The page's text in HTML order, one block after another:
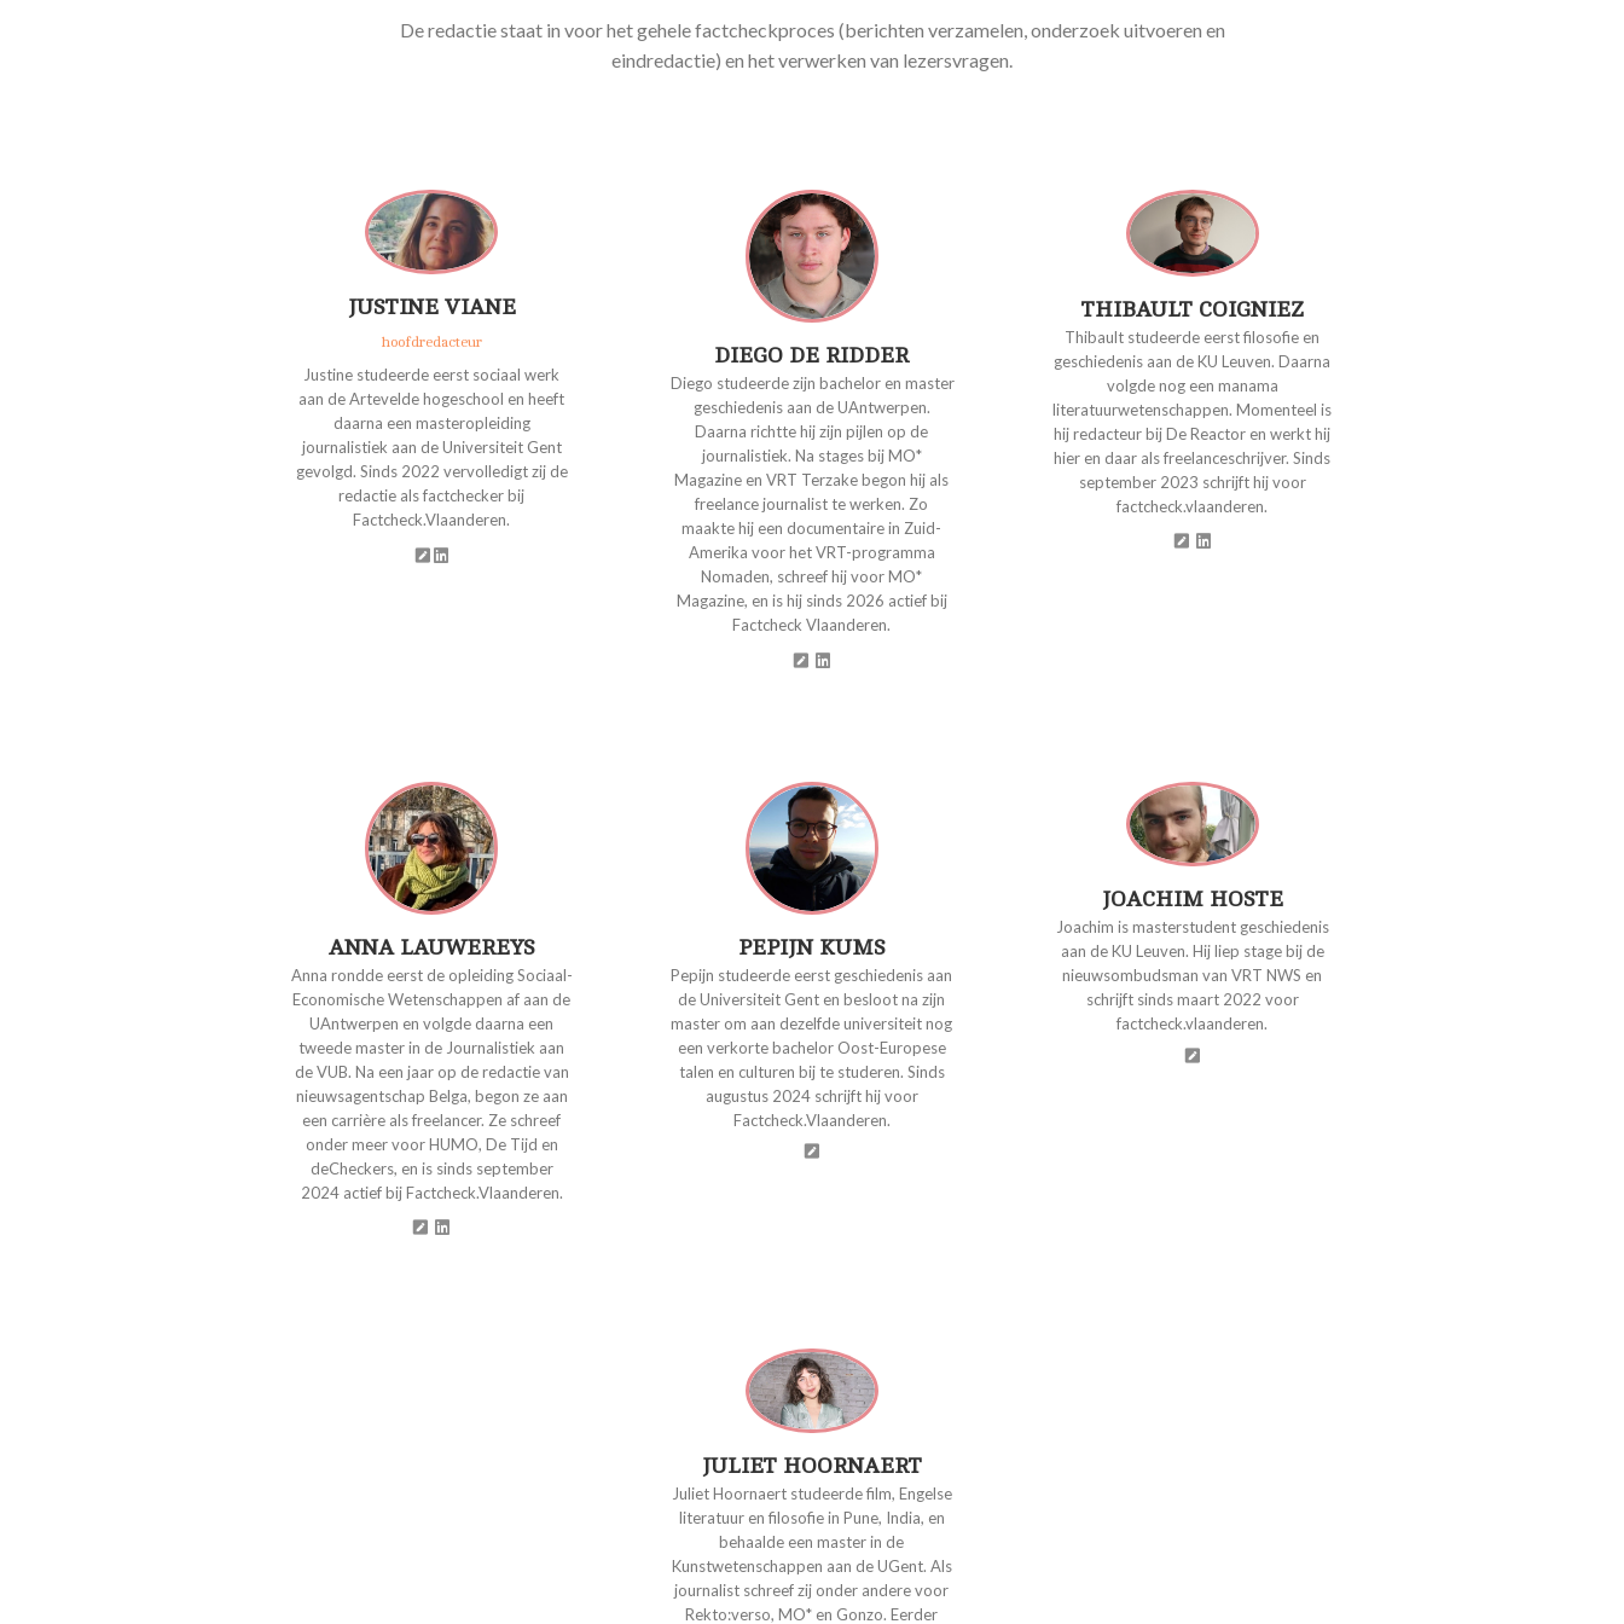
De redactie staat in voor het gehele factcheckproces (berichten verzamelen, onderzoek uitvoeren en
eindredactie) en het verwerken van lezersvragen.
JUSTINE VIANE
hoofdredacteur
Justine studeerde eerst sociaal werk
aan de Artevelde hogeschool en heeft
daarna een masteropleiding
journalistiek aan de Universiteit Gent
gevolgd. Sinds 2022 vervolledigt zij de
redactie als factchecker bij
Factcheck.Vlaanderen.
DIEGO DE RIDDER
Diego studeerde zijn bachelor en master
geschiedenis aan de UAntwerpen.
Daarna richtte hij zijn pijlen op de
journalistiek. Na stages bij MO*
Magazine en VRT Terzake begon hij als
freelance journalist te werken. Zo
maakte hij een documentaire in Zuid-
Amerika voor het VRT-programma
Nomaden, schreef hij voor MO*
Magazine, en is hij sinds 2026 actief bij
Factcheck Vlaanderen.
THIBAULT COIGNIEZ
Thibault studeerde eerst filosofie en
geschiedenis aan de KU Leuven. Daarna
volgde nog een manama
literatuurwetenschappen. Momenteel is
hij redacteur bij De Reactor en werkt hij
hier en daar als freelanceschrijver. Sinds
september 2023 schrijft hij voor
factcheck.vlaanderen.
ANNA LAUWEREYS
Anna rondde eerst de opleiding Sociaal-
Economische Wetenschappen af aan de
UAntwerpen en volgde daarna een
tweede master in de Journalistiek aan
de VUB. Na een jaar op de redactie van
nieuwsagentschap Belga, begon ze aan
een carrière als freelancer. Ze schreef
onder meer voor HUMO, De Tijd en
deCheckers, en is sinds september
2024 actief bij Factcheck.Vlaanderen.
PEPIJN KUMS
Pepijn studeerde eerst geschiedenis aan
de Universiteit Gent en besloot na zijn
master om aan dezelfde universiteit nog
een verkorte bachelor Oost-Europese
talen en culturen bij te studeren. Sinds
augustus 2024 schrijft hij voor
Factcheck.Vlaanderen.
JOACHIM HOSTE
Joachim is masterstudent geschiedenis
aan de KU Leuven. Hij liep stage bij de
nieuwsombudsman van VRT NWS en
schrijft sinds maart 2022 voor
factcheck.vlaanderen.
JULIET HOORNAERT
Juliet Hoornaert studeerde film, Engelse
literatuur en filosofie in Pune, India, en
behaalde een master in de
Kunstwetenschappen aan de UGent. Als
journalist schreef zij onder andere voor
Rekto:verso, MO* en Gonzo. Eerder